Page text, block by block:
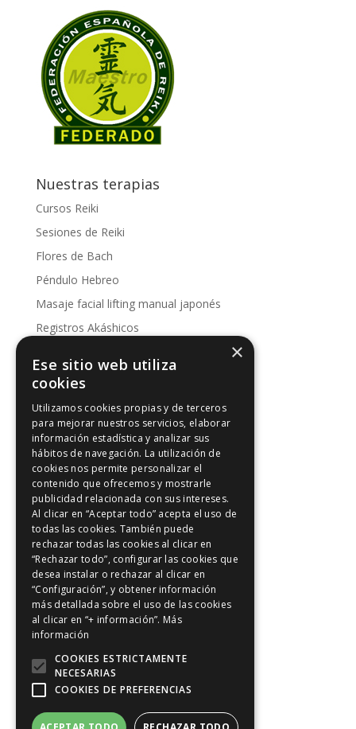
Nuestras terapias
Cursos Reiki
Sesiones de Reiki
Flores de Bach
Péndulo Hebreo
Masaje facial lifting manual japonés
Registros Akáshicos
Kinesología
Artículos de interés
Artículos de interés
Intuición y Reiki
Los 5 principios Reiki
Meditación y Reiki
Positividad
Reiki en Madrid
Riu-Ji
Sanación con Reiki
Sonrie a Reiki
Tratamientos de Reiki
Vídeos
×
Ese sitio web utiliza
cookies
Utilizamos cookies propias y de terceros
para mejorar nuestros servicios, elaborar
información estadística y analizar sus
hábitos de navegación. La utilización de
cookies nos permite personalizar el
contenido que ofrecemos y mostrarle
publicidad relacionada con sus intereses.
Al clicar en “Aceptar todo” acepta el uso de
todas las cookies. También puede
rechazar todas las cookies al clicar en
“Rechazar todo”, configurar las cookies que
desea instalar o rechazar al clicar en
“Configuración”, y obtener información
más detallada sobre el uso de las cookies
al clicar en “+ información”. Más
información
COOKIES ESTRICTAMENTE
NECESARIAS
COOKIES DE PREFERENCIAS